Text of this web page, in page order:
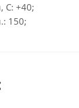
С: +40;
150;